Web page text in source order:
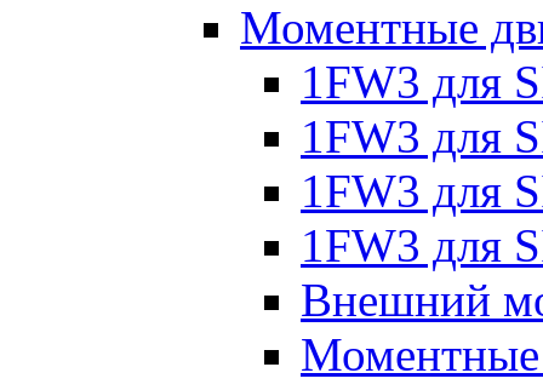
Моментные
1FW3 для
1FW3 для
1FW3 для
1FW3 для
Внешний
Моментные